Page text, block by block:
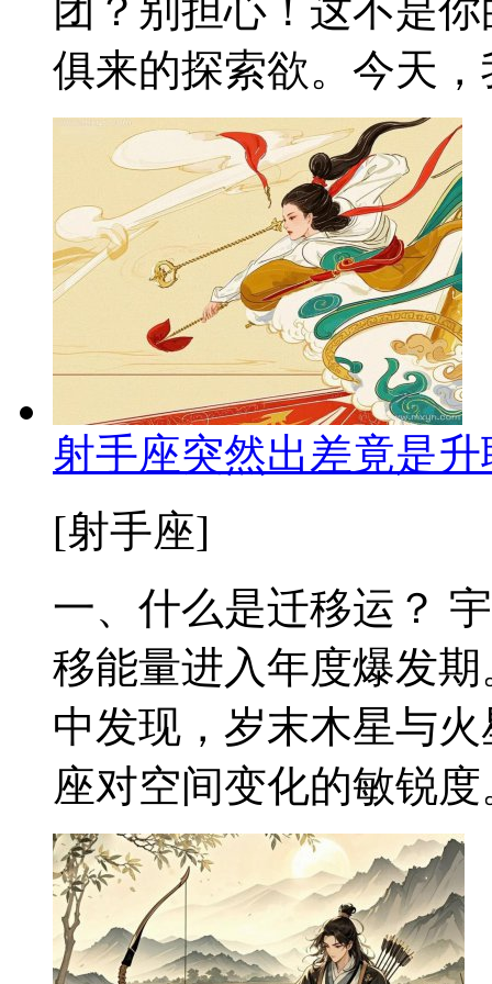
团？别担心！这不是
俱来的探索欲。今天
射手座突然出差竟是
[射手座]
一、什么是迁移运？
移能量进入年度爆发
中发现，岁末木星与
座对空间变化的敏锐